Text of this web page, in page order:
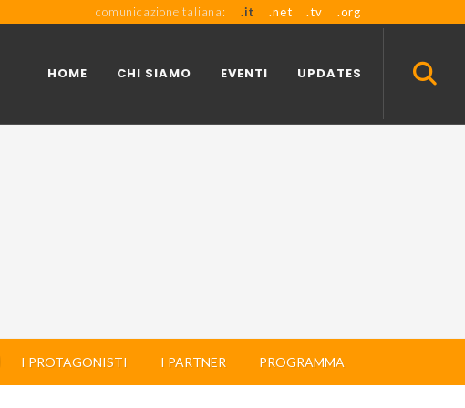
comunicazioneitaliana: .it .net .tv .org
HOME CHI SIAMO EVENTI UPDATES
I PROTAGONISTI I PARTNER PROGRAMMA